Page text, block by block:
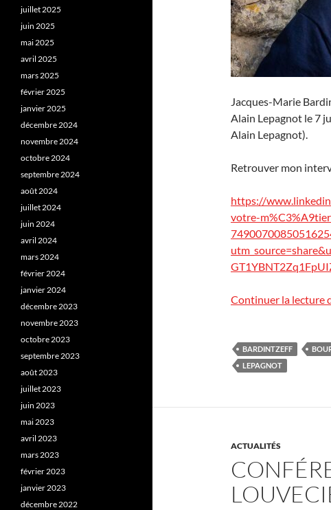
Jacques-Marie
Alain Lepagnot le 7
Alain Lepagnot).
Retrouver mon
https://
votre-
Continuer la lecture
BARDINTZEFF
LEPAGNOT
ACTUALITÉS
juillet 2025
juin 2025
mai 2025
avril 2025
mars 2025
février 2025
janvier 2025
décembre 2024
novembre 2024
octobre 2024
septembre 2024
août 2024
juillet 2024
juin 2024
avril 2024
mars 2024
février 2024
janvier 2024
décembre 2023
novembre 2023
octobre 2023
septembre 2023
août 2023
juillet 2023
juin 2023
mai 2023
avril 2023
mars 2023
février 2023
janvier 2023
décembre 2022